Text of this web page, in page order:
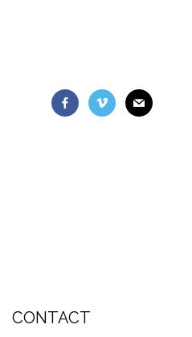
CONTACT